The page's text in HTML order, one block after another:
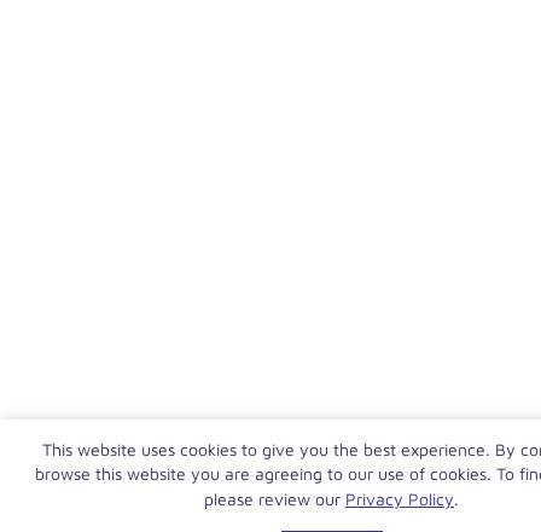
This website uses cookies to give you the best experience. By
browse this website you are agreeing to our use of cookies. To
please review our Privacy Policy.